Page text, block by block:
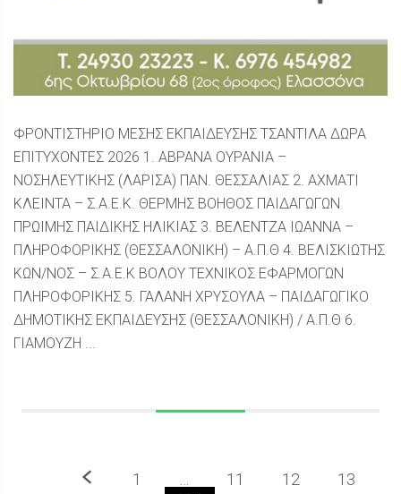
ΦΡΟΝΤΙΣΤΗΡΙΟ ΜΕΣΗΣ ΕΚΠΑΙΔΕΥΣΗΣ ΤΣΑΝΤΙΛΑ ΔΩΡΑ
ΕΠΙΤΥΧΟΝΤΕΣ 2026 1. ΑΒΡΑΝΑ ΟΥΡΑΝΙΑ –
ΝΟΣΗΛΕΥΤΙΚΗΣ (ΛΑΡΙΣΑ) ΠΑΝ. ΘΕΣΣΑΛΙΑΣ 2. ΑΧΜΑΤΙ
ΚΛΕΙΝΤΑ – Σ.Α.Ε.Κ. ΘΕΡΜΗΣ ΒΟΗΘΟΣ ΠΑΙΔΑΓΩΓΩΝ
ΠΡΩΙΜΗΣ ΠΑΙΔΙΚΗΣ ΗΛΙΚΙΑΣ 3. ΒΕΛΕΝΤΖΑ ΙΩΑΝΝΑ –
ΠΛΗΡΟΦΟΡΙΚΗΣ (ΘΕΣΣΑΛΟΝΙΚΗ) – Α.Π.Θ 4. ΒΕΛΙΣΚΙΩΤΗΣ
ΚΩΝ/ΝΟΣ – Σ.Α.Ε.Κ ΒΟΛΟΥ ΤΕΧΝΙΚΟΣ ΕΦΑΡΜΟΓΩΝ
ΠΛΗΡΟΦΟΡΙΚΗΣ 5. ΓΑΛΑΝΗ ΧΡΥΣΟΥΛΑ – ΠΑΙΔΑΓΩΓΙΚΟ
ΔΗΜΟΤΙΚΗΣ ΕΚΠΑΙΔΕΥΣΗΣ (ΘΕΣΣΑΛΟΝΙΚΗ) / Α.Π.Θ 6.
ΓΙΑΜΟΥΖΗ ...
Προηγούμενο
1 … 11 12
13